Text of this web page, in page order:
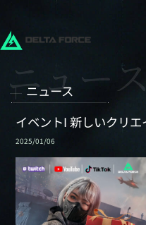
ニュース
イベントI 新しいクリエ
2025/01/06